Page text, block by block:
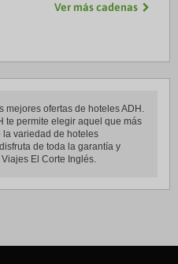
Ver más cadenas
mejores ofertas de hoteles ADH.
te permite elegir aquel que más
la variedad de hoteles
de toda la garantía y
El Corte Inglés.